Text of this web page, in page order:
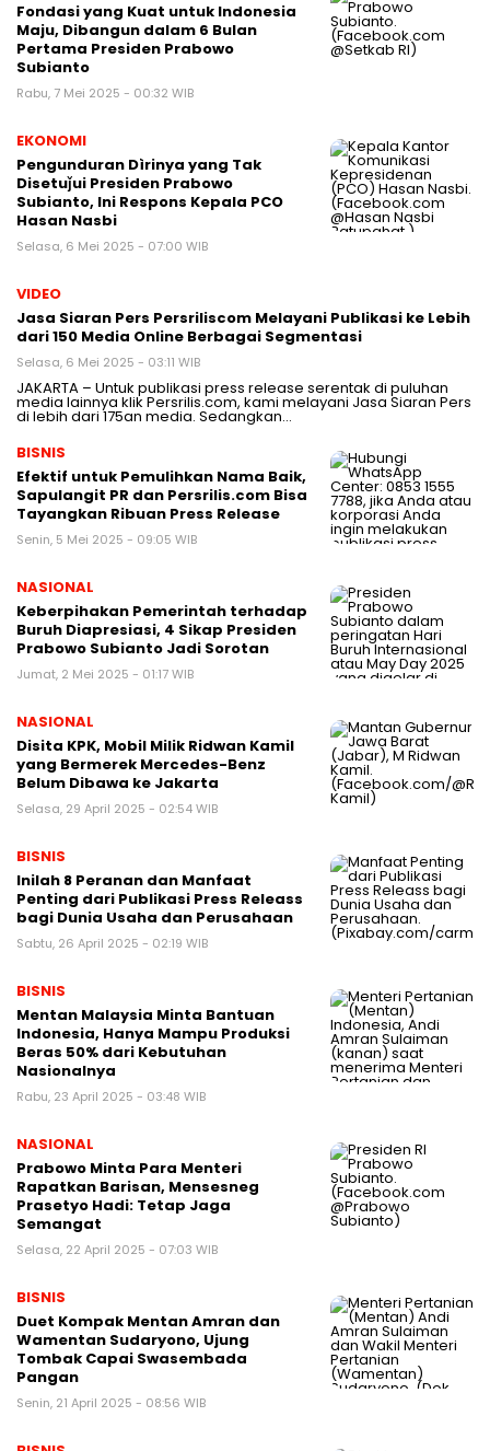
Fondasi yang Kuat untuk Indonesia
Maju, Dibangun dalam 6 Bulan
Pertama Presiden Prabowo
Subianto
Rabu, 7 Mei 2025 - 00:32 WIB
EKONOMI
Pengunduran Dìrinya yang Tak
Disetuǰui Presiden Prabowo
Subianto, Ini Respons Kepala PCO
Hasan Nasbi
Selasa, 6 Mei 2025 - 07:00 WIB
VIDEO
Jasa Siaran Pers Persriliscom Melayani Publikasi ke Lebih
dari 150 Media Online Berbagai Segmentasi
Selasa, 6 Mei 2025 - 03:11 WIB
JAKARTA – Untuk publikasi press release serentak di puluhan
media lainnya klik Persrilis.com, kami melayani Jasa Siaran Pers
di lebih dari 175an media. Sedangkan…
BISNIS
Efektif untuk Pemulihkan Nama Baik,
Sapulangit PR dan Persrilis.com Bisa
Tayangkan Ribuan Press Release
Senin, 5 Mei 2025 - 09:05 WIB
NASIONAL
Keberpihakan Pemerintah terhadap
Buruh Diapresiasi, 4 Sikap Presiden
Prabowo Subianto Jadi Sorotan
Jumat, 2 Mei 2025 - 01:17 WIB
NASIONAL
Disita KPK, Mobil Milik Ridwan Kamil
yang Bermerek Mercedes-Benz
Belum Dibawa ke Jakarta
Selasa, 29 April 2025 - 02:54 WIB
BISNIS
Inilah 8 Peranan dan Manfaat
Penting dari Publikasi Press Releass
bagi Dunia Usaha dan Perusahaan
Sabtu, 26 April 2025 - 02:19 WIB
BISNIS
Mentan Malaysia Minta Bantuan
Indonesia, Hanya Mampu Produksi
Beras 50% dari Kebutuhan
Nasionalnya
Rabu, 23 April 2025 - 03:48 WIB
NASIONAL
Prabowo Minta Para Menteri
Rapatkan Barisan, Mensesneg
Prasetyo Hadi: Tetap Jaga
Semangat
Selasa, 22 April 2025 - 07:03 WIB
BISNIS
Duet Kompak Mentan Amran dan
Wamentan Sudaryono, Ujung
Tombak Capai Swasembada
Pangan
Senin, 21 April 2025 - 08:56 WIB